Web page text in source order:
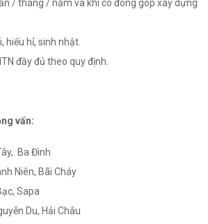
/ tháng / năm và khi có đóng góp xây dựng
hiếu hỉ, sinh nhật.
đầy đủ theo quy định.
vấn:
Ba Đình
Niên, Bãi Cháy
Sapa
Du, Hải Châu